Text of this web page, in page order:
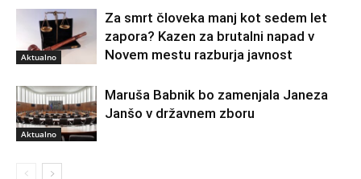
Aktualno
Za smrt človeka manj kot sedem let
zapora? Kazen za brutalni napad v
Novem mestu razburja javnost
Aktualno
Maruša Babnik bo zamenjala Janeza
Janšo v državnem zboru